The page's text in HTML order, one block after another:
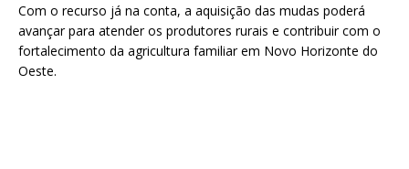
Com o recurso já na conta, a aquisição das mudas poderá
avançar para atender os produtores rurais e contribuir com o
fortalecimento da agricultura familiar em Novo Horizonte do
Oeste.